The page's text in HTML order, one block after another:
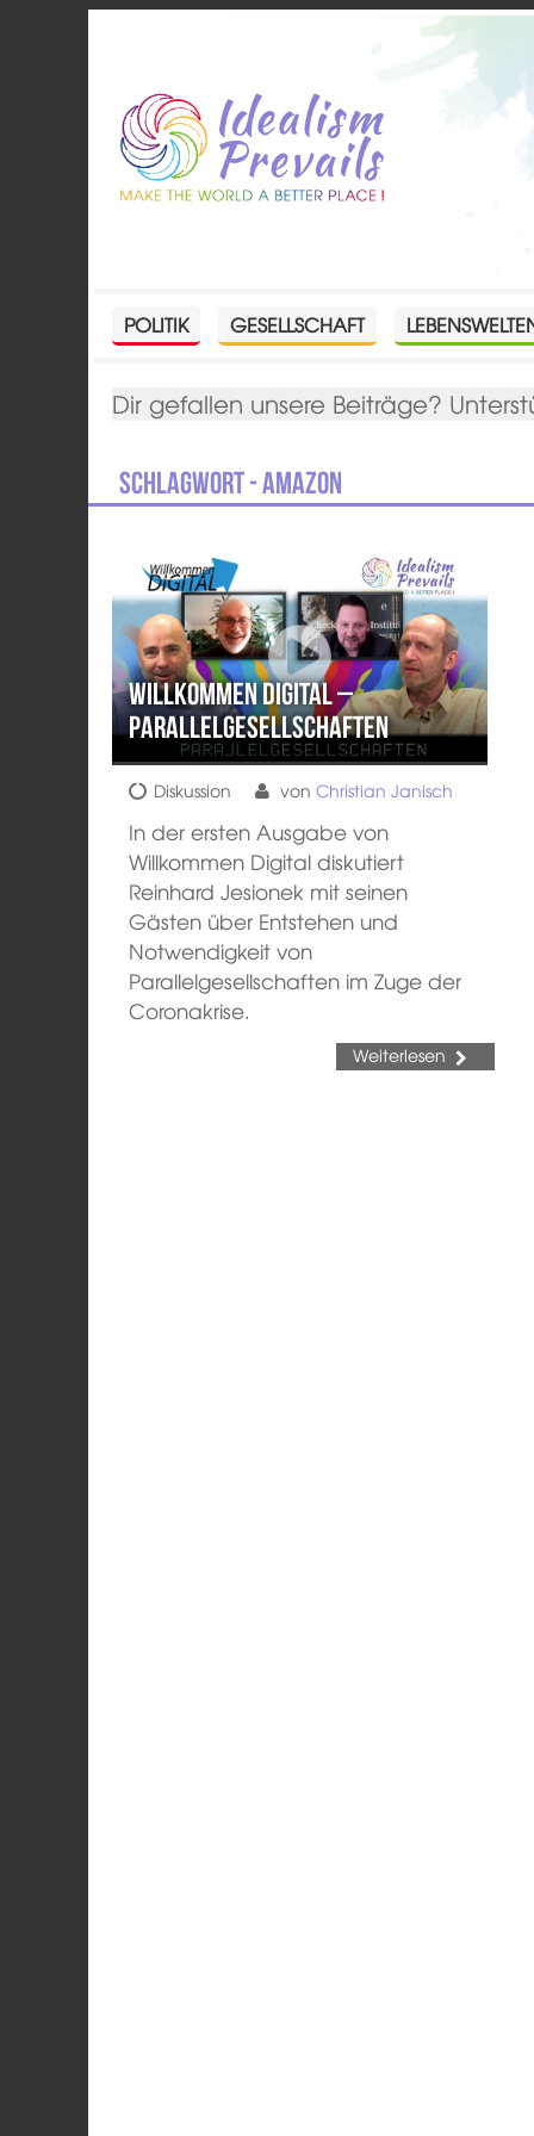
POLITIK GESELLSCHAFT
Dir gefallen unsere Beiträge?
Schlagwort - Amazon
Willkommen Digital –
Parallelgesellschaften
Diskussion vonChristian Janisch
In der ersten Ausgabe von
Willkommen Digital diskutiert
Reinhard Jesionek mit seinen
Gästen über Entstehen und
Notwendigkeit von
Parallelgesellschaften im Zuge der
Coronakrise.
Weiterlesen